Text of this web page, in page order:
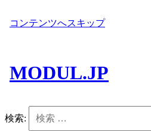
コンテンツへスキップ
MODUL.JP
検索: